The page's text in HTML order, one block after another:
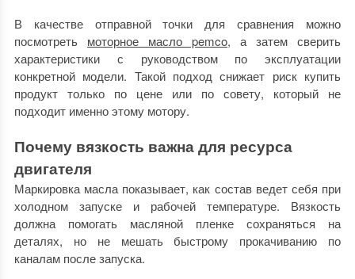
В качестве отправной точки для сравнения можно
посмотреть моторное масло pemco, а затем сверить
характеристики с руководством по эксплуатации
конкретной модели. Такой подход снижает риск купить
продукт только по цене или по совету, который не
подходит именно этому мотору.
Почему вязкость важна для ресурса
двигателя
Маркировка масла показывает, как состав ведет себя при
холодном запуске и рабочей температуре. Вязкость
должна помогать масляной пленке сохраняться на
деталях, но не мешать быстрому прокачиванию по
каналам после запуска.